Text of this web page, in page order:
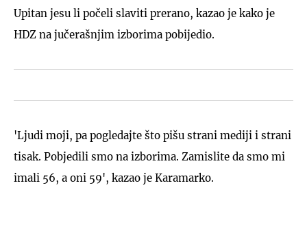
Upitan jesu li počeli slaviti prerano, kazao je kako je
HDZ na jučerašnjim izborima pobijedio.
'Ljudi moji, pa pogledajte što pišu strani mediji i strani
tisak. Pobjedili smo na izborima. Zamislite da smo mi
imali 56, a oni 59', kazao je Karamarko.